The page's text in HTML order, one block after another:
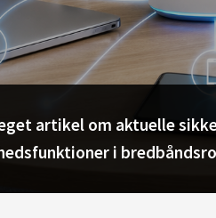
artikel om aktuelle
i